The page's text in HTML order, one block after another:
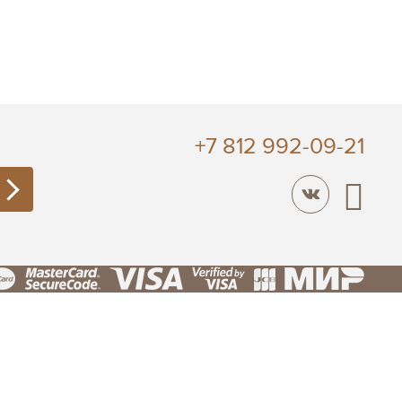
+7 812 992-09-21